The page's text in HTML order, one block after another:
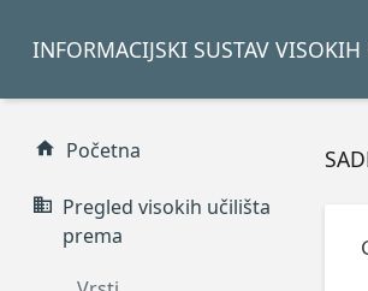
INFORMACIJSKI SUSTAV
Početna
Pregled visokih učilišta
prema